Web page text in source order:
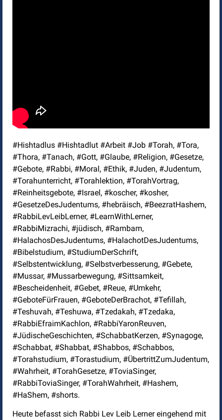
#Hishtadlus #Hishtadlut #Arbeit #Job #Torah, #Tora,
#Thora, #Tanach, #Gott, #Glaube, #Religion, #Gesetze,
#Gebote, #Rabbi, #Moral, #Ethik, #Juden, #Judentum,
#Torahunterricht, #Torahlektion, #TorahVortrag,
#Reinheitsgebote, #Israel, #koscher, #kosher,
#GesetzeDesJudentums, #hebräisch, #BeezratHashem,
#RabbiLevLeibLerner, #LearnWithLerner,
#RabbiMizrachi, #jüdisch, #Rambam,
#HalachosDesJudentums, #HalachotDesJudentums,
#Bibelstudium, #StudiumDerSchrift,
#Selbstentwicklung, #Selbstverbesserung, #Gebete,
#Mussar, #Mussarbewegung, #Sittsamkeit,
#Bescheidenheit, #Gebet, #Reue, #Umkehr,
#GeboteFürFrauen, #GeboteDerBrachot, #Tefillah,
#Teshuvah, #Teshuwa, #Tzedakah, #Tzedaka,
#RabbiEfraimKachlon, #RabbiYaronReuven,
#JüdischeGeschichten, #SchabbatKerzen, #Synagoge,
#Schabbat, #Shabbat, #Shabbos, #Schabbos,
#Torahstudium, #Torastudium, #ÜbertrittZumJudentum,
#Wahrheit, #TorahGesetze, #ToviaSinger,
#RabbiToviaSinger, #TorahWahrheit, #Hashem,
#HaShem, #shorts.
Heute befasst sich Rabbi Lev Leib Lerner eingehend mit